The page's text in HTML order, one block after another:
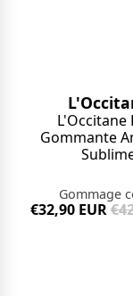
L'Occitane
Gommante
Gommage
€32,90 EUR